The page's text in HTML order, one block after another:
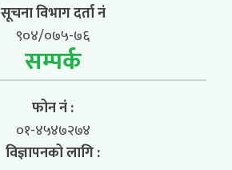
सूचना विभाग दर्ता नं
९०४/०७५-७६
सम्पर्क
फोन नं :
०१-४५४७२७४
विज्ञापनको लागि :